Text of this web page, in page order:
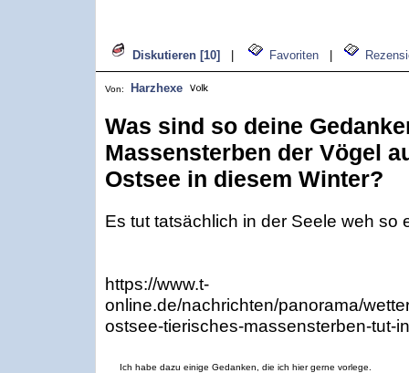
Diskutieren [10] Favoriten
Von: Harzhexe
Was sind so deine
Massensterben der Vögel
Ostsee in diesem Winter?
Es tut tatsächlich in der Seele weh so
https://www.t-
online.de/nachrichten/panorama/
ostsee-tierisches-massensterben-tut-
Ich habe dazu einige Gedanken, die ich hier gerne vorlege.